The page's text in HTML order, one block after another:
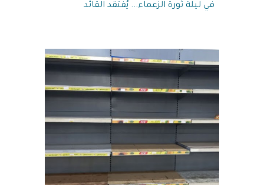
في ليلة ثورة الزعماء... يُفتقد القائد